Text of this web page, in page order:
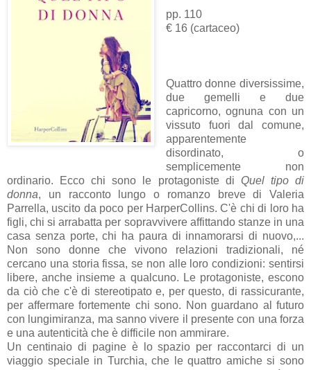
pp. 110
€ 16 (cartaceo)
Quattro donne diversissime,
due gemelli e due
capricorno, ognuna con un
vissuto fuori dal comune,
apparentemente
disordinato, o
semplicemente non
ordinario. Ecco chi sono le protagoniste di Quel tipo di
donna, un racconto lungo o romanzo breve di Valeria
Parrella, uscito da poco per HarperCollins. C'è chi di loro ha
figli, chi si arrabatta per sopravvivere affittando stanze in una
casa senza porte, chi ha paura di innamorarsi di nuovo,...
Non sono donne che vivono relazioni tradizionali, né
cercano una storia fissa, se non alle loro condizioni: sentirsi
libere, anche insieme a qualcuno. Le protagoniste, escono
da ciò che c'è di stereotipato e, per questo, di rassicurante,
per affermare fortemente chi sono. Non guardano al futuro
con lungimiranza, ma sanno vivere il presente con una forza
e una autenticità che è difficile non ammirare.
Un centinaio di pagine è lo spazio per raccontarci di un
viaggio speciale in Turchia, che le quattro amiche si sono